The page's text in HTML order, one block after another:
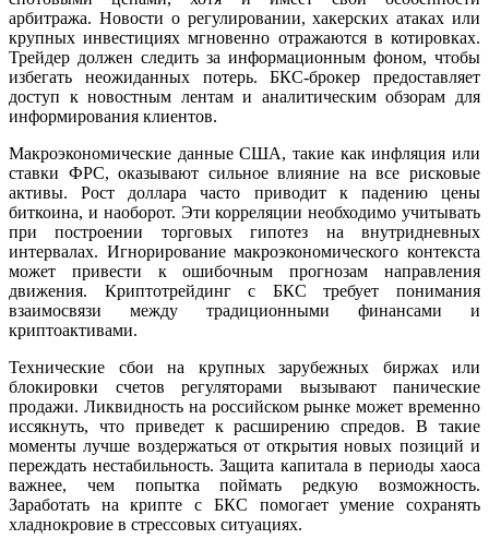
арбитража. Новости о регулировании, хакерских атаках или
крупных инвестициях мгновенно отражаются в котировках.
Трейдер должен следить за информационным фоном, чтобы
избегать неожиданных потерь. БКС-брокер предоставляет
доступ к новостным лентам и аналитическим обзорам для
информирования клиентов.
Макроэкономические данные США, такие как инфляция или
ставки ФРС, оказывают сильное влияние на все рисковые
активы. Рост доллара часто приводит к падению цены
биткоина, и наоборот. Эти корреляции необходимо учитывать
при построении торговых гипотез на внутридневных
интервалах. Игнорирование макроэкономического контекста
может привести к ошибочным прогнозам направления
движения. Криптотрейдинг с БКС требует понимания
взаимосвязи между традиционными финансами и
криптоактивами.
Технические сбои на крупных зарубежных биржах или
блокировки счетов регуляторами вызывают панические
продажи. Ликвидность на российском рынке может временно
иссякнуть, что приведет к расширению спредов. В такие
моменты лучше воздержаться от открытия новых позиций и
переждать нестабильность. Защита капитала в периоды хаоса
важнее, чем попытка поймать редкую возможность.
Заработать на крипте с БКС помогает умение сохранять
хладнокровие в стрессовых ситуациях.